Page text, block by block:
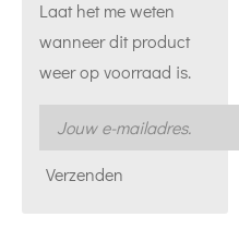
Laat het me weten
wanneer dit product
weer op voorraad is.
Verzenden